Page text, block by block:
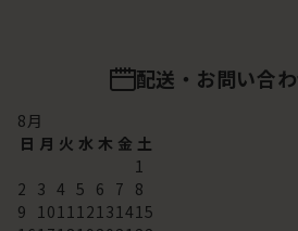
配送・お問い合
8月
日 月 火 水 木 金 土
1
2 3 4 5 6 7 8
9 101112131415